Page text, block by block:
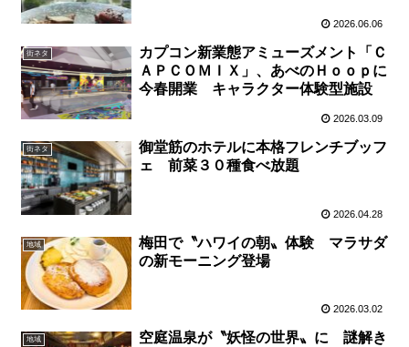
2026.06.06
街ネタ
カプコン新業態アミューズメント「Ｃ
ＡＰＣＯＭＩＸ」、あべのＨｏｏｐに
今春開業 キャラクター体験型施設
2026.03.09
街ネタ
御堂筋のホテルに本格フレンチブッフ
ェ 前菜３０種食べ放題
2026.04.28
地域
梅田で〝ハワイの朝〟体験 マラサダ
の新モーニング登場
2026.03.02
地域
空庭温泉が〝妖怪の世界〟に 謎解き